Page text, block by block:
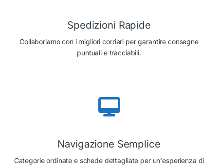
Spedizioni Rapide
Collaboriamo con i migliori corrieri per garantire consegne
puntuali e tracciabili.
Navigazione Semplice
Categorie ordinate e schede dettagliate per un'esperienza di